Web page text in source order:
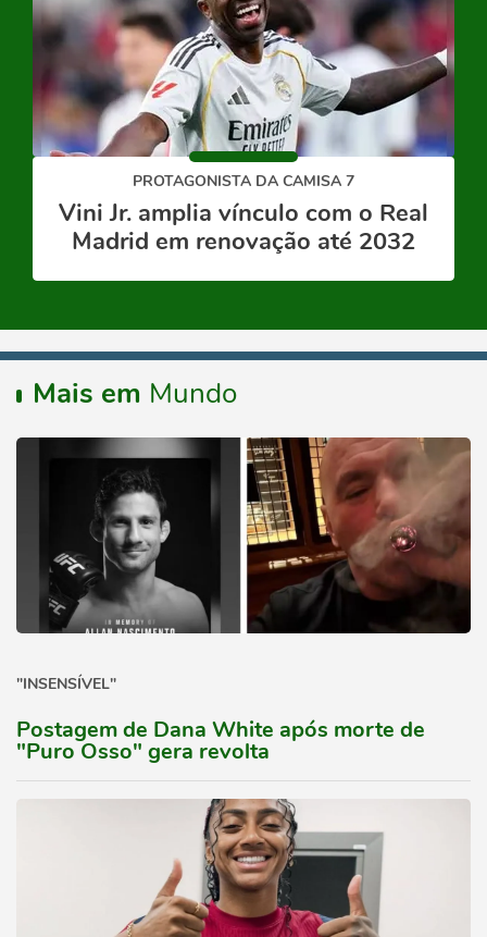
PROTAGONISTA DA CAMISA 7
Vini Jr. amplia vínculo com o Real
Madrid em renovação até 2032
Mais em Mundo
"INSENSÍVEL"
Postagem de Dana White após morte de
"Puro Osso" gera revolta